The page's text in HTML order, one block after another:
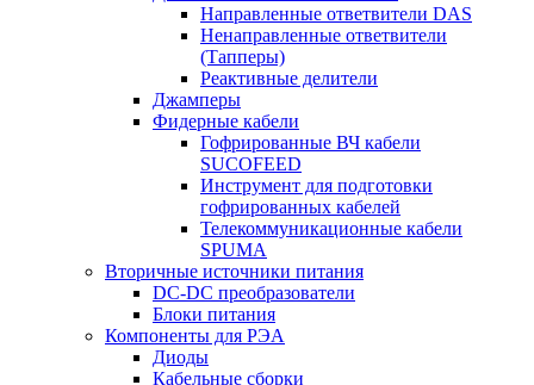
Направленные ответвители DAS
Ненаправленные ответвители
(Тапперы)
Реактивные делители
Джамперы
Фидерные кабели
Гофрированные ВЧ кабели
SUCOFEED
Инструмент для подготовки
гофрированных кабелей
Телекоммуникационные кабели
SPUMA
Вторичные источники питания
DC-DC преобразователи
Блоки питания
Компоненты для РЭА
Диоды
Кабельные сборки